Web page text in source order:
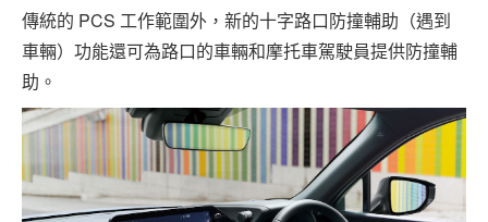
傳統的 PCS 工作範圍外，新的十字路口防撞輔助（遇到
車輛）功能還可為路口的車輛和摩托車駕駛員提供防撞輔
助。